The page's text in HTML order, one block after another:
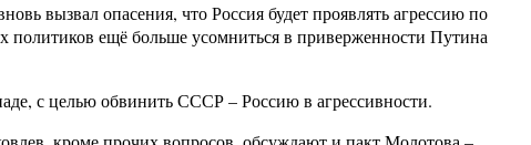
вызвал опасения, что Россия будет проявлять агрессию по
ещё больше усомниться в приверженности Путина
с целью обвинить СССР – Россию в агрессивности.